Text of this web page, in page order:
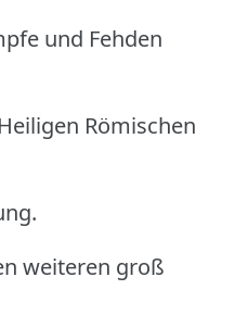
und Fehden
Römischen
weiteren groß